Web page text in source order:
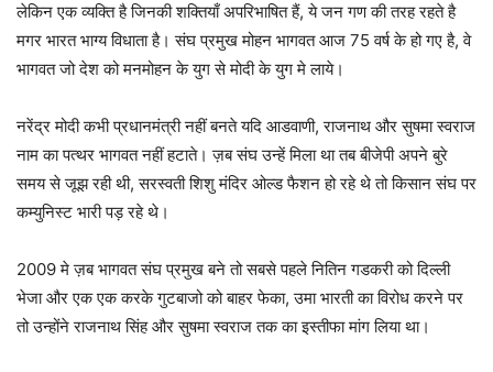
लेकिन एक व्यक्ति है जिनकी शक्तियाँ अपरिभाषित हैं, ये जन गण की तरह रहते है
मगर भारत भाग्य विधाता है। संघ प्रमुख मोहन भागवत आज 75 वर्ष के हो गए है, वे
भागवत जो देश को मनमोहन के युग से मोदी के युग मे लाये।
नरेंद्र मोदी कभी प्रधानमंत्री नहीं बनते यदि आडवाणी, राजनाथ और सुषमा स्वराज
नाम का पत्थर भागवत नहीं हटाते। ज़ब संघ उन्हें मिला था तब बीजेपी अपने बुरे
समय से जूझ रही थी, सरस्वती शिशु मंदिर ओल्ड फैशन हो रहे थे तो किसान संघ पर
कम्युनिस्ट भारी पड़ रहे थे।
2009 मे ज़ब भागवत संघ प्रमुख बने तो सबसे पहले नितिन गडकरी को दिल्ली
भेजा और एक एक करके गुटबाजो को बाहर फेका, उमा भारती का विरोध करने पर
तो उन्होंने राजनाथ सिंह और सुषमा स्वराज तक का इस्तीफा मांग लिया था।